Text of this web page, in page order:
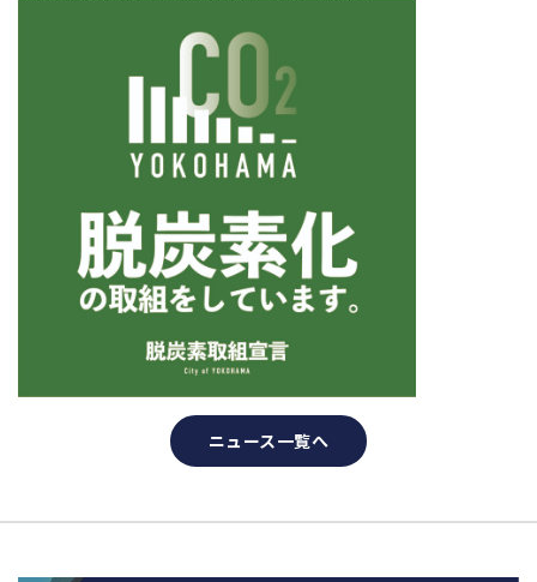
ニュース一覧へ